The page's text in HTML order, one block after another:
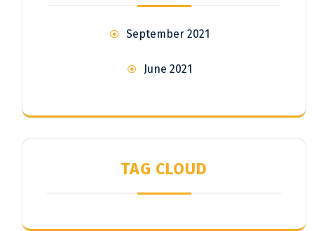
September 2021
June 2021
TAG CLOUD